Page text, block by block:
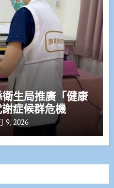
生局推廣「健康
症候群危機
9, 2026